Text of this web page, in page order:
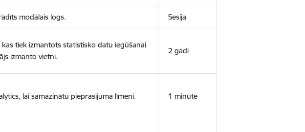
modālais logs. Sesija
tiek izmantots statistisko datu iegūšanai
izmanto vietni.
2 gadi
lai samazinātu pieprasījuma līmeni. 1 minūte